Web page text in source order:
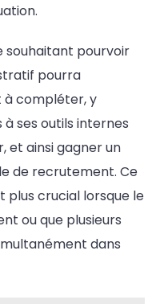
souhaitant pourvoir
pourra
compléter, y
ses outils internes
et ainsi gagner un
de recrutement. Ce
plus crucial lorsque le
ou que plusieurs
dans